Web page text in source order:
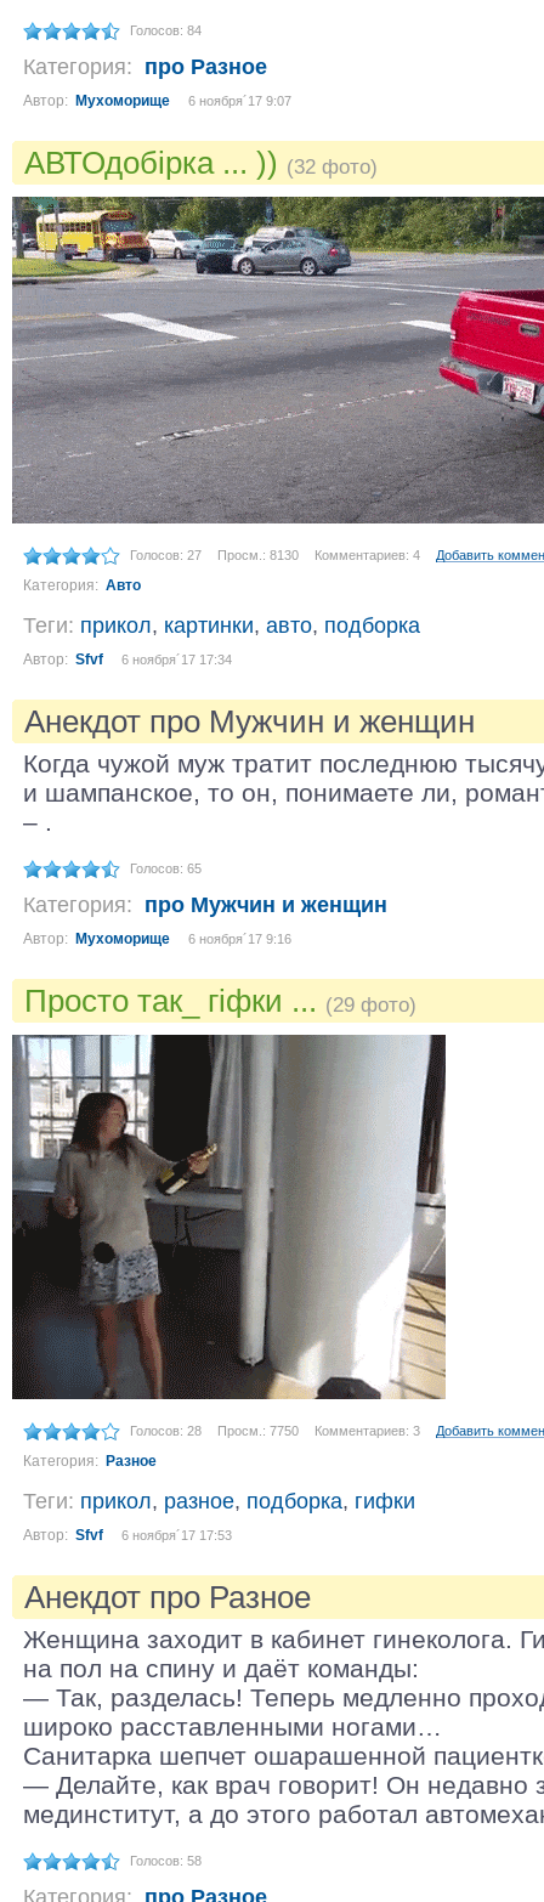
Голосов: 84
Категория: про Разное
Автор: Мухоморище 6 ноября´17 9:07
АВТОдобірка ... )) (32 фото)
Голосов: 27 Просм.: 8130 Комментариев: 4 Добавить
Категория: Авто
Теги: прикол, картинки, авто, подборка
Автор: Sfvf 6 ноября´17 17:34
Анекдот про Мужчин и женщин
Когда чужой муж тратит последнюю
и шампанское, то он, понимаете ли,
– .
Голосов: 65
Категория: про Мужчин и женщин
Автор: Мухоморище 6 ноября´17 9:16
Просто так_ гіфки ... (29 фото)
Голосов: 28 Просм.: 7750 Комментариев: 3 Добавить
Категория: Разное
Теги: прикол, разное, подборка, гифки
Автор: Sfvf 6 ноября´17 17:53
Анекдот про Разное
Женщина заходит в кабинет гинеколога.
на пол на спину и даёт команды:
— Так, разделась! Теперь медленно
широко расставленными ногами…
Санитарка шепчет ошарашенной
— Делайте, как врач говорит! Он недавно
мединститут, а до этого работал
Голосов: 58